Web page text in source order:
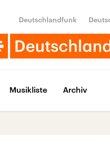
Deutschlandfunk
Musikliste Archiv